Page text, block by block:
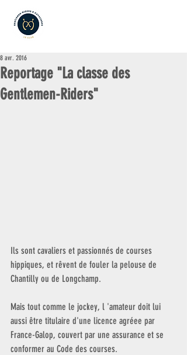
Reportage "La classe des
Gentlemen-Riders"
8 avr. 2016
Ils sont cavaliers et passionnés de courses
hippiques, et rêvent de fouler la pelouse de
Chantilly ou de Longchamp.
Mais tout comme le jockey, l 'amateur doit lui
aussi être titulaire d'une licence agréee par
France-Galop, couvert par une assurance et se
conformer au Code des courses.